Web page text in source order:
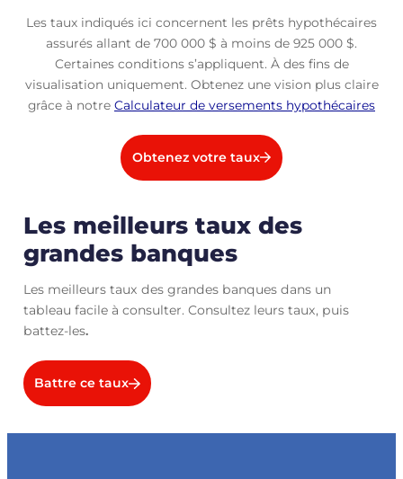
Les taux indiqués ici concernent les prêts hypothécaires
assurés allant de 700 000 $ à moins de 925 000 $.
Certaines conditions s’appliquent. À des fins de
visualisation uniquement. Obtenez une vision plus claire
grâce à notre Calculateur de versements hypothécaires
Obtenez votre taux
Les meilleurs taux des
grandes banques
Les meilleurs taux des grandes banques dans un
tableau facile à consulter. Consultez leurs taux, puis
battez-les.
Battre ce taux